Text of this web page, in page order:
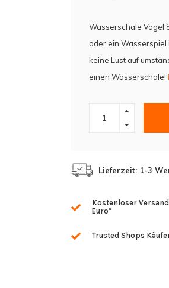
Wasserschale Vögel
oder ein
keine Lust auf
einen Wasserschale!
Lieferzeit: 1-3
Kostenloser
Euro*
Trusted Shops